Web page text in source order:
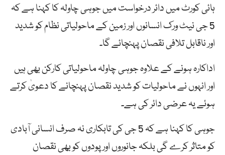
ہائی کورٹ میں دائر درخواست میں جوہی چاولہ کا کہنا ہے کہ
5 جی نیٹ ورک انسانوں اور زمین کے ماحولیاتی نظام کو شدید
اور ناقابل تلافی نقصان پہنچائے گا۔
اداکارہ ہونے کے علاوہ جوہی چاولہ ماحولیاتی کارکن بھی ہیں
اور انہوں نے ماحولیات کو شدید نقصان پہنچانے کا دعویٰ کرتے
ہوئے یہ عرضی دائر کی ہے۔
جوہی کا کہنا ہے کہ 5 جی کی تابکاری نہ صرف انسانی آبادی
کو متاثر کرے گی بلکہ جانوروں اور پودوں کو بھی نقصان